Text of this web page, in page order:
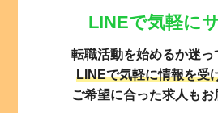
LINEで気軽に
転職活動を始めるか迷っ
LINEで気軽に情報を受
ご希望に合った求人もお